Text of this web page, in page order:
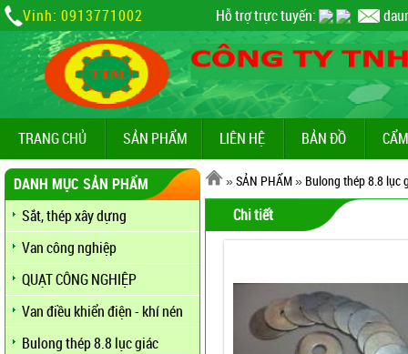
Vinh: 0913771002 Hỗ trợ trực tuyến:
TRANG CHỦ SẢN PHẨM LIÊN HỆ BẢN ĐỒ
DANH MỤC SẢN PHẨM
Sắt, thép xây dựng
Van công nghiệp
QUẠT CÔNG NGHIỆP
Van điều khiển điện - khí nén
Bulong thép 8.8 lục giác
»SẢN PHẨM» Bulong thép 8.8 lục
Chi tiết